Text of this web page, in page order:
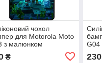
чохол
для Motorola Moto
з малюнком
₴
G04
230